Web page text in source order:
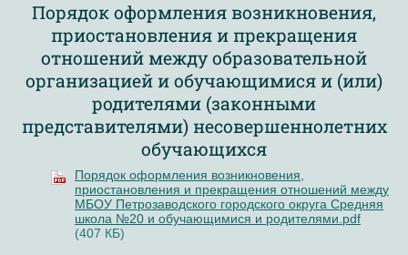
Порядок оформления возникновения,
приостановления и прекращения
отношений между образовательной
организацией и обучающимися и (или)
родителями (законными
представителями) несовершеннолетних
обучающихся
Порядок оформления возникновения,
приостановления и прекращения отношений между
МБОУ Петрозаводского городского округа Средняя
школа №20 и обучающимися и родителями.pdf
(407 КБ)